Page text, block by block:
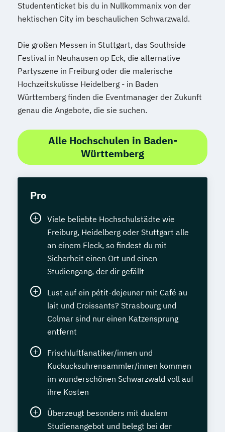
Studententicket bis du in Nullkommanix von der
hektischen City im beschaulichen Schwarzwald.
Die großen Messen in Stuttgart, das Southside
Festival in Neuhausen op Eck, die alternative
Partyszene in Freiburg oder die malerische
Hochzeitskulisse Heidelberg - in Baden
Württemberg finden die Eventmanager der Zukunft
genau die Angebote, die sie suchen.
Alle Hochschulen in Baden-
Württemberg
Pro
Viele beliebte Hochschulstädte wie
Freiburg, Heidelberg oder Stuttgart alle
an einem Fleck, so findest du mit
Sicherheit einen Ort und einen
Studiengang, der dir gefällt
Lust auf ein pétit-dejeuner mit Café au
lait und Croissants? Strasbourg und
Colmar sind nur einen Katzensprung
entfernt
Frischluftfanatiker/innen und
Kuckucksuhrensammler/innen kommen
im wunderschönen Schwarzwald voll auf
ihre Kosten
Überzeugt besonders mit dualem
Studienangebot und belegt bei der